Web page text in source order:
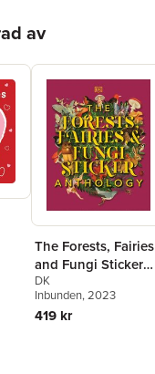
av
The Forests, Fairies
and Fungi Sticker
Anthology: With
More Than 1,000
Vintage Stickers
DK
Inbunden, 2023
419 kr